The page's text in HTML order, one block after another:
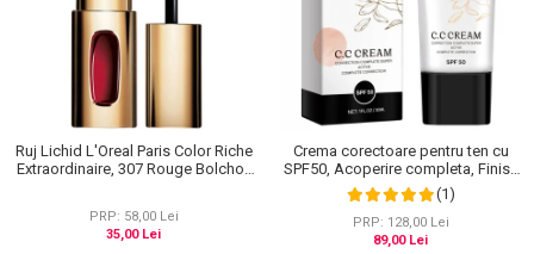
Ruj Lichid L'Oreal Paris Color Riche
Extraordinaire, 307 Rouge Bolchoi,
PRP: 58,00 Lei
35,00 Lei
Crema corectoare pentru ten cu
SPF50, Acoperire completa, Finish
mat, Rezistenta, Anti Roseata, CC
Cream Sefudun, 30 ml
(1)
PRP: 128,00 Lei
89,00 Lei